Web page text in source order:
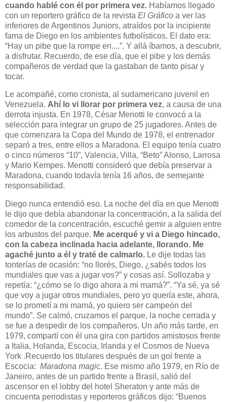
cuando hablé con él por primera vez. Habíamos llegado
con un reportero gráfico de la revista El Gráfico a ver las
inferiores de Argentinos Juniors, atraídos por la incipiente
fama de Diego en los ambientes futbolísticos. El dato era:
“Hay un pibe que la rompe en....”. Y allá íbamos, a descubrir,
a disfrutar. Recuerdo, de ese día, que el pibe y los demás
compañeros de verdad que la gastaban de tanto pisar y
tocar.
Le acompañé, como cronista, al sudamericano juvenil en
Venezuela. Ahí lo vi llorar por primera vez, a causa de una
derrota injusta. En 1978, César Menotti le convocó a la
selección para integrar un grupo de 25 jugadores. Antes de
que comenzara la Copa del Mundo de 1978, el entrenador
separó a tres, entre ellos a Maradona. El equipo tenía cuatro
o cinco números “10”, Valencia, Villa, “Beto” Alonso, Larrosa
y Mario Kempes. Menotti consideró que debía preservar a
Maradona, cuando todavía tenía 16 años, de semejante
responsabilidad.
Diego nunca entendió eso. La noche del día en que Menotti
le dijo que debía abandonar la concentración, a la salida del
comedor de la concentración, escuché gemir a alguien entre
los arbustos del parque. Me acerqué y vi a Diego hincado,
con la cabeza inclinada hacia adelante, llorando. Me
agaché junto a él y traté de calmarlo. Le dije todas las
tonterías de ocasión: “no llorés, Diego, ¿sabés todos los
mundiales que vas a jugar vos?” y cosas así. Sollozaba y
repetía: “¿cómo se lo digo ahora a mi mamá?”. “Ya sé, ya sé
que voy a jugar otros mundiales, pero yo quería este, ahora,
se lo prometí a mi mamá, yo quiero ser campeón del
mundo”. Se calmó, cruzamos el parque, la noche cerrada y
se fue a despedir de los compañeros. Un año más tarde, en
1979, compartí con él una gira con partidos amistosos frente
a Italia, Holanda, Escocia, Irlanda y el Cosmos de Nueva
York .Recuerdo los titulares después de un gol frente a
Escocia: Maradona magic. Ese mismo año 1979, en Río de
Janeiro, antes de un partido frente a Brasil, salió del
ascensor en el lobby del hotel Sheraton y ante más de
cincuenta periodistas y reporteros gráficos dijo: “Buenos